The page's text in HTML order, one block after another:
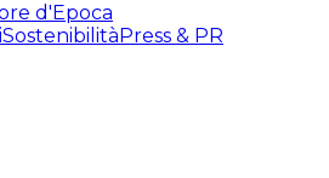
d'Epoca
SostenibilitàPress & PR